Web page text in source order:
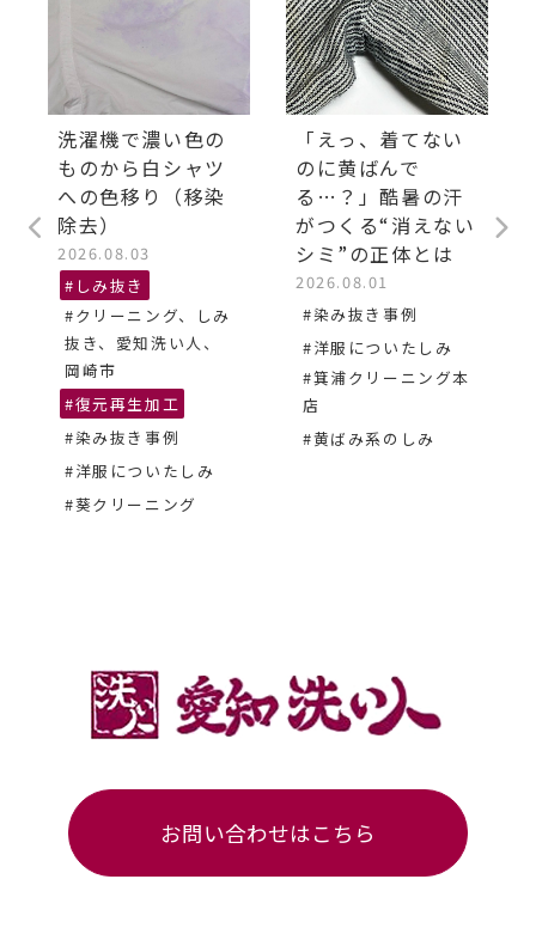
洗濯機で濃い色の
ものから白シャツ
への色移り（移染
除去）
2026.08.03
#しみ抜き
#クリーニング、しみ
抜き、愛知洗い人、
岡崎市
#復元再生加工
#染み抜き事例
#洋服についたしみ
#葵クリーニング
「えっ、着てない
のに黄ばんで
る…？」酷暑の汗
がつくる“消えない
シミ”の正体とは
2026.08.01
#染み抜き事例
#洋服についたしみ
#箕浦クリーニング本
店
#黄ばみ系のしみ
お問い合わせはこちら